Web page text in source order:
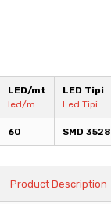
LED/mt
led/m
LED Tipi
Led Tipi
60 SMD 3528
Product Description